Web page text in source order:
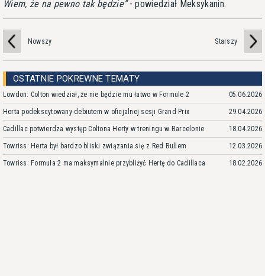
Wiem, że na pewno tak będzie - powiedział Meksykanin.
Nowszy Starszy
OSTATNIE POKREWNE TEMATY
Lowdon: Colton wiedział, że nie będzie mu łatwo w Formule 2 05.06.2026
Herta podekscytowany debiutem w oficjalnej sesji Grand Prix 29.04.2026
Cadillac potwierdza występ Coltona Herty w treningu w Barcelonie 18.04.2026
Towriss: Herta był bardzo bliski związania się z Red Bullem 12.03.2026
Towriss: Formuła 2 ma maksymalnie przybliżyć Hertę do Cadillaca 18.02.2026